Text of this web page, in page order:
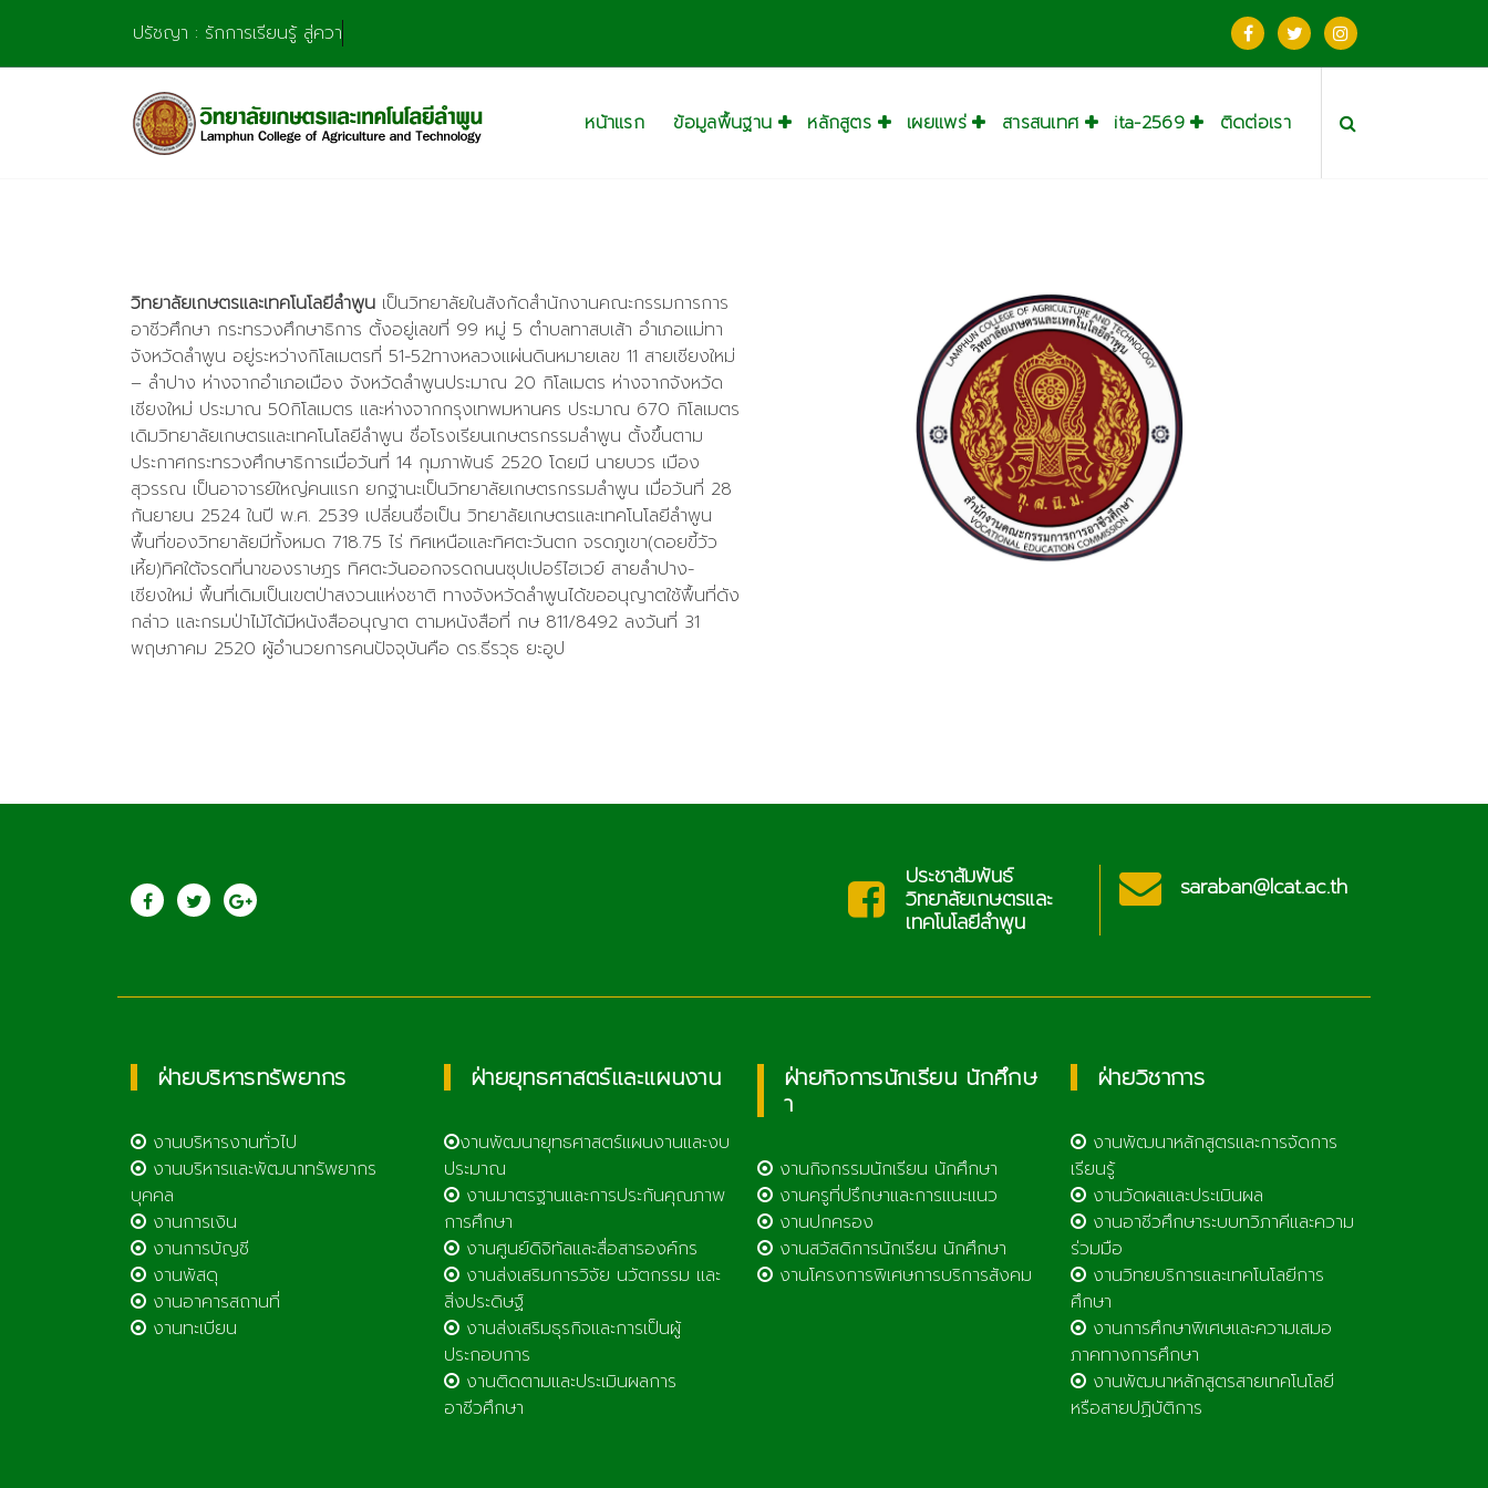
content
ปรัชญา : รักการเรียนรู้ สู่ความช
หน้าแรก ข้อมูลพื้นฐาน หลักสูตร เผยแพร่ สารสนเทศ ita-2569 ติดต่อเรา
วิทยาลัยเกษตรและเทคโนโลยีลำพูน เป็นวิทยาลัยในสังกัดสำนักงานคณะกรรมการการ
อาชีวศึกษา กระทรวงศึกษาธิการ ตั้งอยู่เลขที่ 99 หมู่ 5 ตำบลทาสบเส้า อำเภอแม่ทา
จังหวัดลำพูน อยู่ระหว่างกิโลเมตรที่ 51-52ทางหลวงแผ่นดินหมายเลข 11 สายเชียงใหม่
– ลำปาง ห่างจากอำเภอเมือง จังหวัดลำพูนประมาณ 20 กิโลเมตร ห่างจากจังหวัด
เชียงใหม่ ประมาณ 50กิโลเมตร และห่างจากกรุงเทพมหานคร ประมาณ 670 กิโลเมตร
เดิมวิทยาลัยเกษตรและเทคโนโลยีลำพูน ชื่อโรงเรียนเกษตรกรรมลำพูน ตั้งขึ้นตาม
ประกาศกระทรวงศึกษาธิการเมื่อวันที่ 14 กุมภาพันธ์ 2520 โดยมี นายบวร เมือง
สุวรรณ เป็นอาจารย์ใหญ่คนแรก ยกฐานะเป็นวิทยาลัยเกษตรกรรมลำพูน เมื่อวันที่ 28
กันยายน 2524 ในปี พ.ศ. 2539 เปลี่ยนชื่อเป็น วิทยาลัยเกษตรและเทคโนโลยีลำพูน
พื้นที่ของวิทยาลัยมีทั้งหมด 718.75 ไร่ ทิศเหนือและทิศตะวันตก จรดภูเขา(ดอยขี้วัว
เหี้ย)ทิศใต้จรดที่นาของราษฎร ทิศตะวันออกจรดถนนซุปเปอร์ไฮเวย์ สายลำปาง-
เชียงใหม่ พื้นที่เดิมเป็นเขตป่าสงวนแห่งชาติ ทางจังหวัดลำพูนได้ขออนุญาตใช้พื้นที่ดัง
กล่าว และกรมป่าไม้ได้มีหนังสืออนุญาต ตามหนังสือที่ กษ 811/8492 ลงวันที่ 31
พฤษภาคม 2520 ผู้อำนวยการคนปัจจุบันคือ ดร.ธีรวุธ ยะอูป
ประชาสัมพันธ์
วิทยาลัยเกษตรและ
เทคโนโลยีลำพูน
saraban@lcat.ac.th
ฝ่ายบริหารทรัพยากร
งานบริหารงานทั่วไป
งานบริหารและพัฒนาทรัพยากร
บุคคล
งานการเงิน
งานการบัญชี
งานพัสดุ
งานอาคารสถานที่
งานทะเบียน
ฝ่ายยุทธศาสตร์และแผนงาน
งานพัฒนายุทธศาสตร์แผนงานและงบ
ประมาณ
งานมาตรฐานและการประกันคุณภาพ
การศึกษา
งานศูนย์ดิจิทัลและสื่อสารองค์กร
งานส่งเสริมการวิจัย นวัตกรรม และ
สิ่งประดิษฐ์
งานส่งเสริมธุรกิจและการเป็นผู้
ประกอบการ
งานติดตามและประเมินผลการ
อาชีวศึกษา
ฝ่ายกิจการนักเรียน นักศึกษ
า
งานกิจกรรมนักเรียน นักศึกษา
งานครูที่ปรึกษาและการแนะแนว
งานปกครอง
งานสวัสดิการนักเรียน นักศึกษา
งานโครงการพิเศษการบริการสังคม
ฝ่ายวิชาการ
งานพัฒนาหลักสูตรและการจัดการ
เรียนรู้
งานวัดผลและประเมินผล
งานอาชีวศึกษาระบบทวิภาคีและความ
ร่วมมือ
งานวิทยบริการและเทคโนโลยีการ
ศึกษา
งานการศึกษาพิเศษและความเสมอ
ภาคทางการศึกษา
งานพัฒนาหลักสูตรสายเทคโนโลยี
หรือสายปฏิบัติการ